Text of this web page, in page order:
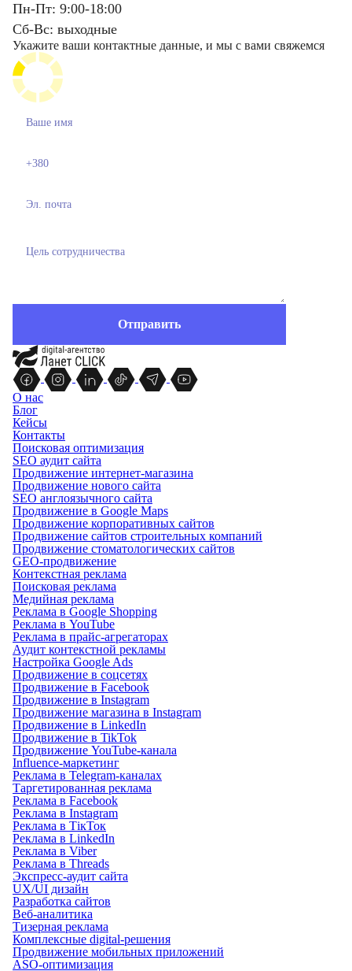
Пн-Пт: 9:00-18:00
Сб-Вс: выходные
Укажите ваши контактные данные, и мы с вами свяжемся
О нас
Блог
Кейсы
Контакты
Поисковая оптимизация
SEO аудит сайта
Продвижение интернет-магазина
Продвижение нового сайта
SEO англоязычного сайта
Продвижение в Google Maps
Продвижение корпоративных сайтов
Продвижение сайтов строительных компаний
Продвижение стоматологических сайтов
GEO-продвижение
Контекстная реклама
Поисковая реклама
Медийная реклама
Реклама в Google Shopping
Реклама в YouTube
Реклама в прайс-агрегаторах
Аудит контекстной рекламы
Настройка Google Ads
Продвижение в соцсетях
Продвижение в Facebook
Продвижение в Instagram
Продвижение магазина в Instagram
Продвижение в LinkedIn
Продвижение в TikTok
Продвижение YouTube-канала
Influence-маркетинг
Реклама в Telegram-каналах
Таргетированная реклама
Реклама в Facebook
Реклама в Instagram
Реклама в ТікТок
Реклама в LinkedIn
Реклама в Viber
Реклама в Threads
Экспресс-аудит сайта
UX/UI дизайн
Разработка сайтов
Веб-аналитика
Тизерная реклама
Комплексные digital-решения
Продвижение мобильных приложений
ASO-оптимизация